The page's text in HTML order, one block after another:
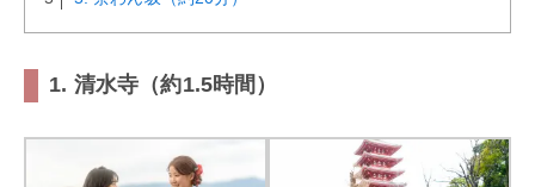
1. 清水寺（約1.5時間）